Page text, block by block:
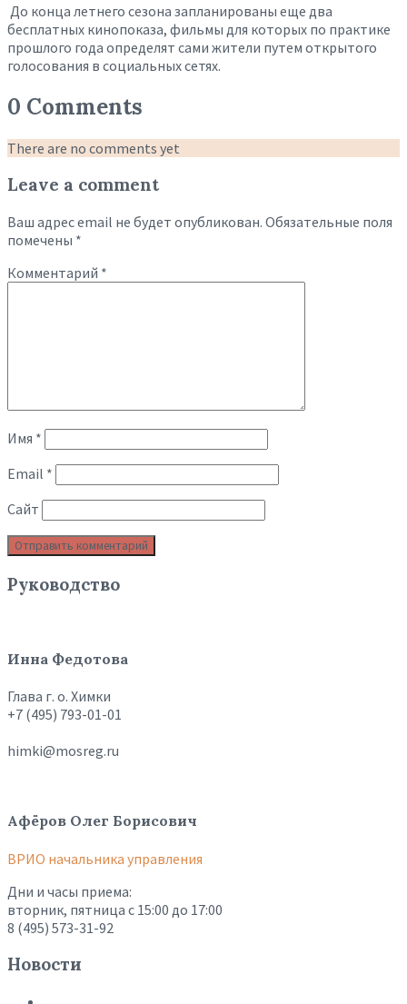
До конца летнего сезона запланированы еще два
бесплатных кинопоказа, фильмы для которых по практике
прошлого года определят сами жители путем открытого
голосования в социальных сетях.
0 Comments
There are no comments yet
Leave a comment
Ваш адрес email не будет опубликован. Обязательные поля
помечены *
Комментарий *
Имя *
Email *
Сайт
Руководство
Инна Федотова
Глава г. о. Химки
+7 (495) 793-01-01
himki@mosreg.ru
Афёров Олег Борисович
ВРИО начальника управления
Дни и часы приема:
вторник, пятница с 15:00 до 17:00
8 (495) 573-31-92
Новости